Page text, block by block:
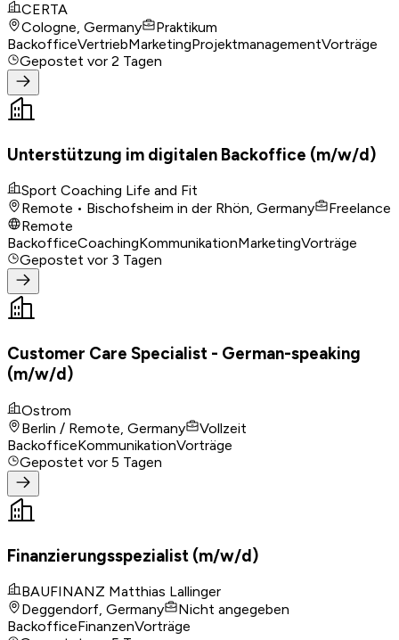
CERTA
Cologne, Germany
Praktikum
BackofficeVertriebMarketingProjektmanagementVorträge
Gepostet vor 2 Tagen
Unterstützung im digitalen Backoffice (m/w/d)
Sport Coaching Life and Fit
Remote • Bischofsheim in der Rhön, Germany
Freelance
Remote
BackofficeCoachingKommunikationMarketingVorträge
Gepostet vor 3 Tagen
Customer Care Specialist - German-speaking
(m/w/d)
Ostrom
Berlin / Remote, Germany
Vollzeit
BackofficeKommunikationVorträge
Gepostet vor 5 Tagen
Finanzierungsspezialist (m/w/d)
BAUFINANZ Matthias Lallinger
Deggendorf, Germany
Nicht angegeben
BackofficeFinanzenVorträge